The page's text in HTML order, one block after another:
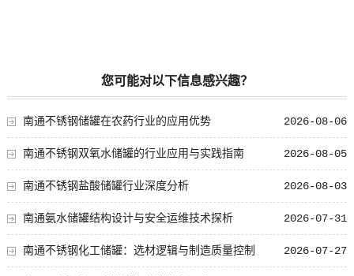
您可能对以下信息感兴趣？
2026-08-06
南通不锈钢储罐在农药行业的应用优势
2026-08-05
南通不锈钢双氧水储罐的行业应用与实践指南
2026-08-03
南通不锈钢盐酸储罐行业深度分析
2026-07-31
南通氨水储罐结构设计与安全运维技术探析
2026-07-27
南通不锈钢化工储罐：选材逻辑与制造质量控制